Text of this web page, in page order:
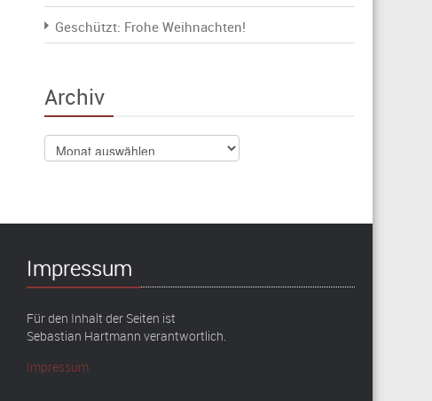
Geschützt: Frohe Weihnachten!
Archiv
Archiv
Impressum
Für den Inhalt der Seiten ist
Sebastian Hartmann verantwortlich.
Impressum